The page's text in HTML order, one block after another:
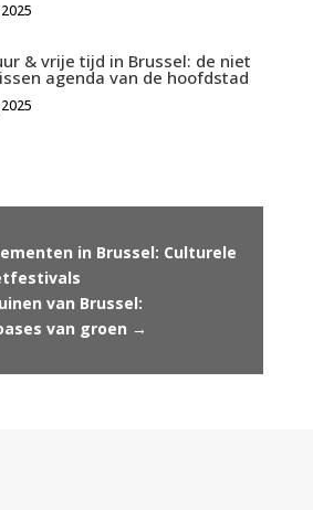
& vrije tijd in Brussel: de niet
agenda van de hoofdstad
in Brussel: Culturele
van Brussel:
van groen →